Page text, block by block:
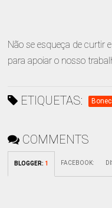
Não se esqueça de curtir
para apoiar o nosso
ETIQUETAS:
COMMENTS
BLOGGER: 1 FACEBOOK: